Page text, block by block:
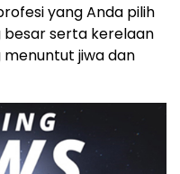
yang Anda pilih
serta kerelaan
jiwa dan